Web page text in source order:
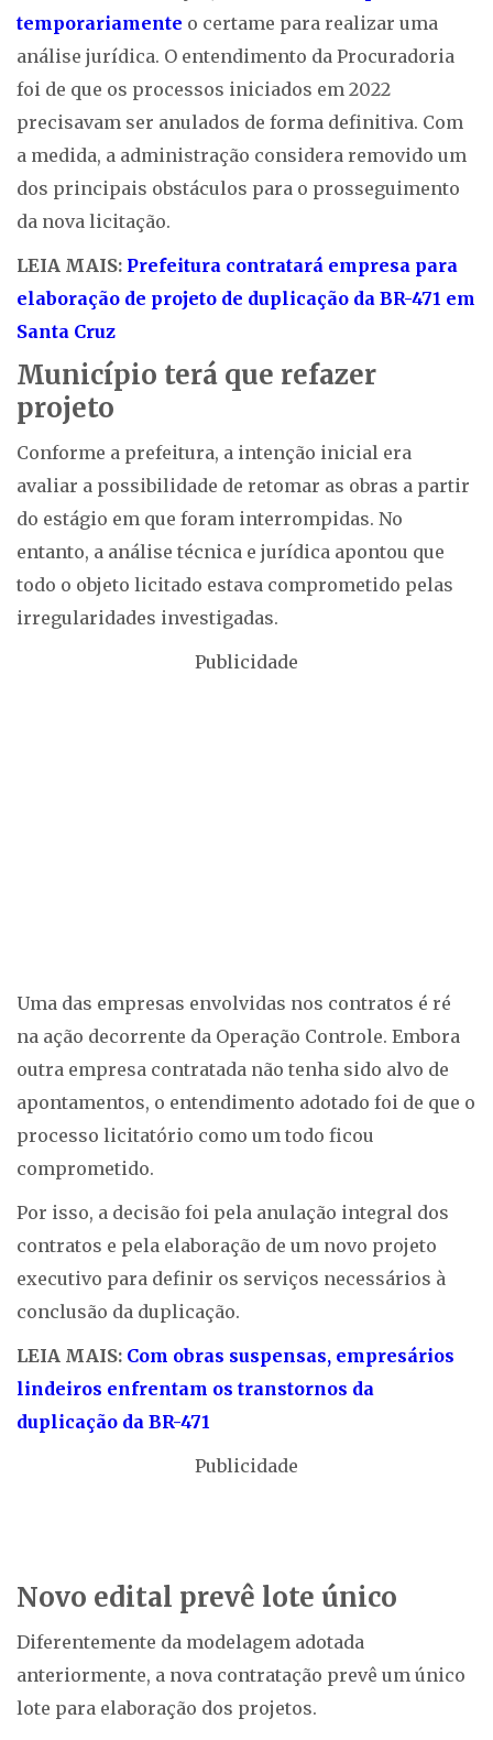
temporariamente o certame para realizar uma
análise jurídica. O entendimento da Procuradoria
foi de que os processos iniciados em 2022
precisavam ser anulados de forma definitiva. Com
a medida, a administração considera removido um
dos principais obstáculos para o prosseguimento
da nova licitação.
LEIA MAIS: Prefeitura contratará empresa para
elaboração de projeto de duplicação da BR-471 em
Santa Cruz
Município terá que refazer
projeto
Conforme a prefeitura, a intenção inicial era
avaliar a possibilidade de retomar as obras a partir
do estágio em que foram interrompidas. No
entanto, a análise técnica e jurídica apontou que
todo o objeto licitado estava comprometido pelas
irregularidades investigadas.
Publicidade
Uma das empresas envolvidas nos contratos é ré
na ação decorrente da Operação Controle. Embora
outra empresa contratada não tenha sido alvo de
apontamentos, o entendimento adotado foi de que o
processo licitatório como um todo ficou
comprometido.
Por isso, a decisão foi pela anulação integral dos
contratos e pela elaboração de um novo projeto
executivo para definir os serviços necessários à
conclusão da duplicação.
LEIA MAIS: Com obras suspensas, empresários
lindeiros enfrentam os transtornos da
duplicação da BR-471
Publicidade
Novo edital prevê lote único
Diferentemente da modelagem adotada
anteriormente, a nova contratação prevê um único
lote para elaboração dos projetos.